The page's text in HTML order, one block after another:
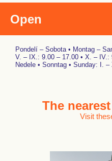
Open
Pondelí – Sobota • Montag –
V. – IX.: 9.00 – 17.00 • X. – IV.:
Nedele • Sonntag • Sunday: I.
The nearest
Visit